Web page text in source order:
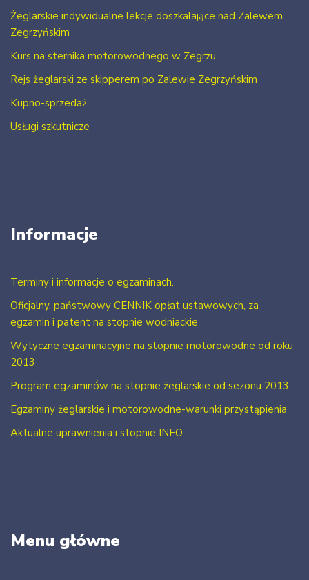
Żeglarskie indywidualne lekcje doszkalające nad Zalewem
Zegrzyńskim
Kurs na sternika motorowodnego w Zegrzu
Rejs żeglarski ze skipperem po Zalewie Zegrzyńskim
Kupno-sprzedaż
Usługi szkutnicze
Informacje
Terminy i informacje o egzaminach.
Oficjalny, państwowy CENNIK opłat ustawowych, za
egzamin i patent na stopnie wodniackie
Wytyczne egzaminacyjne na stopnie motorowodne od roku
2013
Program egzaminów na stopnie żeglarskie od sezonu 2013
Egzaminy żeglarskie i motorowodne-warunki przystąpienia
Aktualne uprawnienia i stopnie INFO
Menu główne